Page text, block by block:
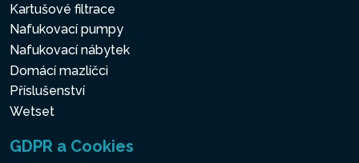
Kartušové filtrace
Nafukovací pumpy
Nafukovací nábytek
Domácí mazlíčci
Příslušenství
Wetset
GDPR a Cookies